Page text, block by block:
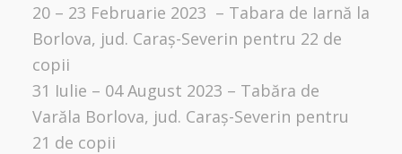
20 – 23 Februarie 2023 – Tabara de Iarnă la
Borlova, jud. Caraș-Severin pentru 22 de
copii
31 Iulie – 04 August 2023 – Tabăra de
Varăla Borlova, jud. Caraș-Severin pentru
21 de copii